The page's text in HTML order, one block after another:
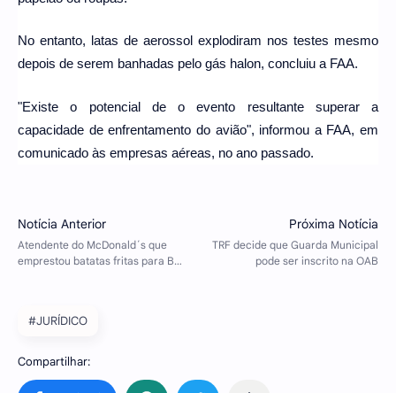
No entanto, latas de aerossol explodiram nos testes mesmo
depois de serem banhadas pelo gás halon, concluiu a FAA.
"Existe o potencial de o evento resultante superar a
capacidade de enfrentamento do avião", informou a FAA, em
comunicado às empresas aéreas, no ano passado.
#JURÍDICO